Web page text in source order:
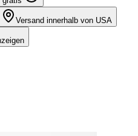
Versand innerhalb von USA